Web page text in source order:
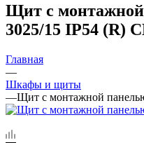
Щит с
3025/15 IP54 (R)
Главная
—
Шкафы и щиты
—Щит с монтажной